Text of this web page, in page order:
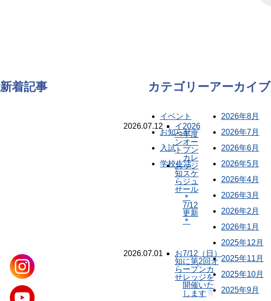
新着記事
2026.07.12
イ
ベ
ン
ト
お
知
ら
せ
2026
年度
オー
プン
カレ
ッジ
スケ
ジュ
ール
＊
7/12
更新
＊
2026.07.01
お
知
ら
せ
7/12（日）
に第2回オ
ープンカ
レッジを
開催いた
します
カテゴリー
イベント
お知らせ
入試
学校生活
アーカイブ
2026年8月
2026年7月
2026年6月
2026年5月
2026年4月
2026年3月
2026年2月
2026年1月
2025年12月
2025年11月
2025年10月
2025年9月